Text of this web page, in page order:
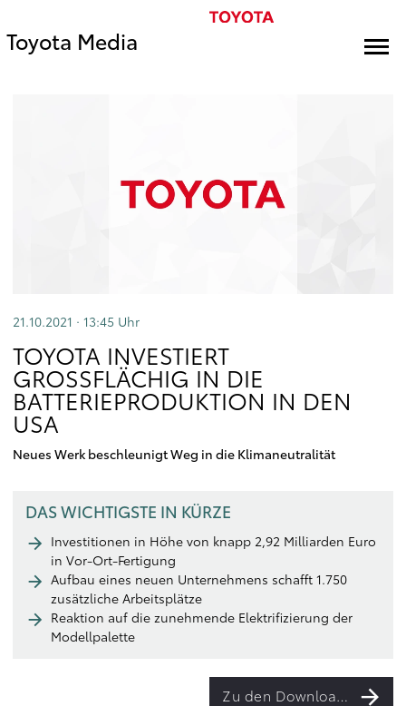
Toyota Media
21.10.2021 · 13:45 Uhr
TOYOTA INVESTIERT
GROSSFLÄCHIG IN DIE B
ATTERIEPRODUKTION IN DEN U
SA
Neues Werk beschleunigt Weg in die Klimaneutralität
DAS WICHTIGSTE IN KÜRZE
Investitionen in Höhe von knapp 2,92 Milliarden Euro
in Vor-Ort-Fertigung
Aufbau eines neuen Unternehmens schafft 1.750
zusätzliche Arbeitsplätze
Reaktion auf die zunehmende Elektrifizierung der
Modellpalette
Zu den Downloads